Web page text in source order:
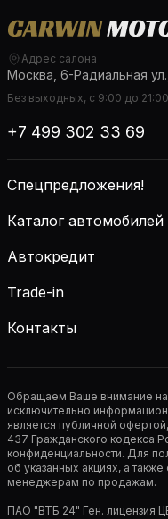
Адрес салона
Москва, 6-Радиальная
Без выходных, с 9:00 до 21:00
+7 499 302 33 69
Спецпредложения!
Каталог автомобилей
Автокредит
Trade-in
Контакты
Обращаем Ваше внимание на
исключительно
является публичной
437 Гражданского кодекса
конфиденциальности. Для
об указанных акциях, а
менеджерам по продажам.
ПАО "ВТБ 24" Ген. лицензия